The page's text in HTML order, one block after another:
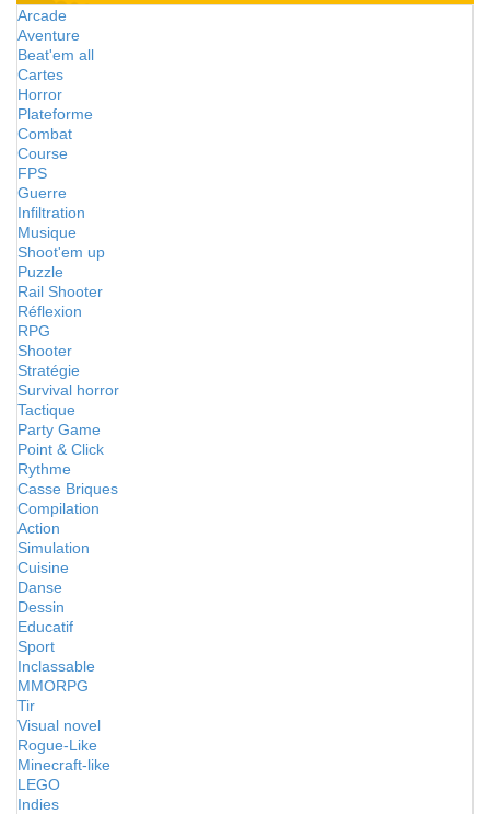
Arcade
Aventure
Beat'em all
Cartes
Horror
Plateforme
Combat
Course
FPS
Guerre
Infiltration
Musique
Shoot'em up
Puzzle
Rail Shooter
Réflexion
RPG
Shooter
Stratégie
Survival horror
Tactique
Party Game
Point & Click
Rythme
Casse Briques
Compilation
Action
Simulation
Cuisine
Danse
Dessin
Educatif
Sport
Inclassable
MMORPG
Tir
Visual novel
Rogue-Like
Minecraft-like
LEGO
Indies